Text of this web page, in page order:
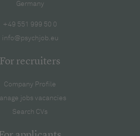
Germany
+49 551 999 50 0
info@psychjob.eu
For recruiters
Company Profile
jobs vacancies
Search CVs